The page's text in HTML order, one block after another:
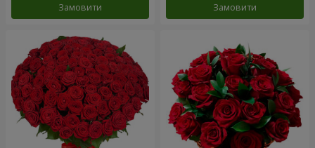
Замовити Замовити